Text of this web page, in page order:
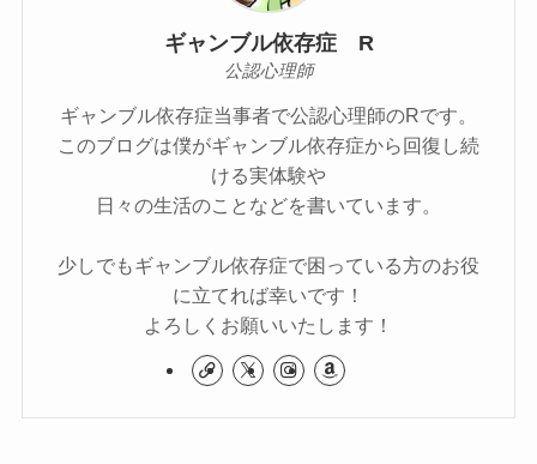
ギャンブル依存症 R
公認心理師
ギャンブル依存症当事者で公認心理師のRです。
このブログは僕がギャンブル依存症から回復し続
ける実体験や
日々の生活のことなどを書いています。
少しでもギャンブル依存症で困っている方のお役
に立てれば幸いです！
よろしくお願いいたします！